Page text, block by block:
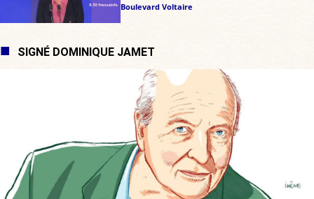
Boulevard Voltaire
SIGNÉ DOMINIQUE JAMET